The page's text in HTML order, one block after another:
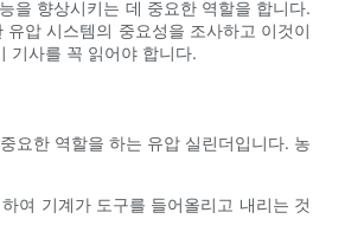
을 향상시키는 데 중요한 역할을 합니다.
압 시스템의 중요성을 조사하고 이것이
기사를 꼭 읽어야 합니다.
요한 역할을 하는 유압 실린더입니다. 농
여 기계가 도구를 들어올리고 내리는 것